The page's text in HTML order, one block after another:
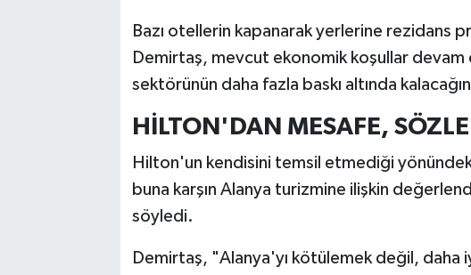
Bazı otellerin kapanarak yerlerine rezidans
Demirtaş, mevcut ekonomik koşullar
sektörünün daha fazla baskı altında
HİLTON'DAN MESAFE,
Hilton'un kendisini temsil etmediği
buna karşın Alanya turizmine ilişkin
söyledi.
Demirtaş, "Alanya'yı kötülemek değil, daha